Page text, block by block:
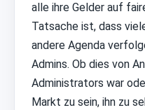
alle ihre Gelder auf
Tatsache ist, dass
andere Agenda
Admins. Ob dies von
Administrators war
Markt zu sein, ihn zu